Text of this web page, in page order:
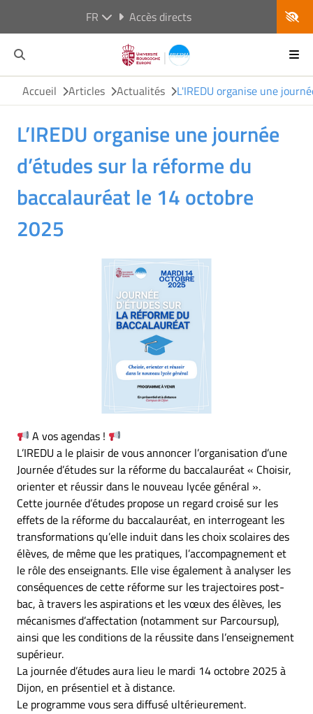
FR Accès directs
Accueil Articles Actualités L'IREDU organise une
L’IREDU organise une journée
d’études sur la réforme du
baccalauréat le 14 octobre
2025
A vos agendas !
L’IREDU a le plaisir de vous annoncer l’organisation d’une
Journée d’études sur la réforme du baccalauréat « Choisir,
orienter et réussir dans le nouveau lycée général ».
Cette journée d’études propose un regard croisé sur les
effets de la réforme du baccalauréat, en interrogeant les
transformations qu’elle induit dans les choix scolaires des
élèves, de même que les pratiques, l’accompagnement et
le rôle des enseignants. Elle vise également à analyser les
conséquences de cette réforme sur les trajectoires post-
bac, à travers les aspirations et les vœux des élèves, les
mécanismes d’affectation (notamment sur Parcoursup),
ainsi que les conditions de la réussite dans l’enseignement
supérieur.
La journée d’études aura lieu le mardi 14 octobre 2025 à
Dijon, en présentiel et à distance.
Le programme vous sera diffusé ultérieurement.